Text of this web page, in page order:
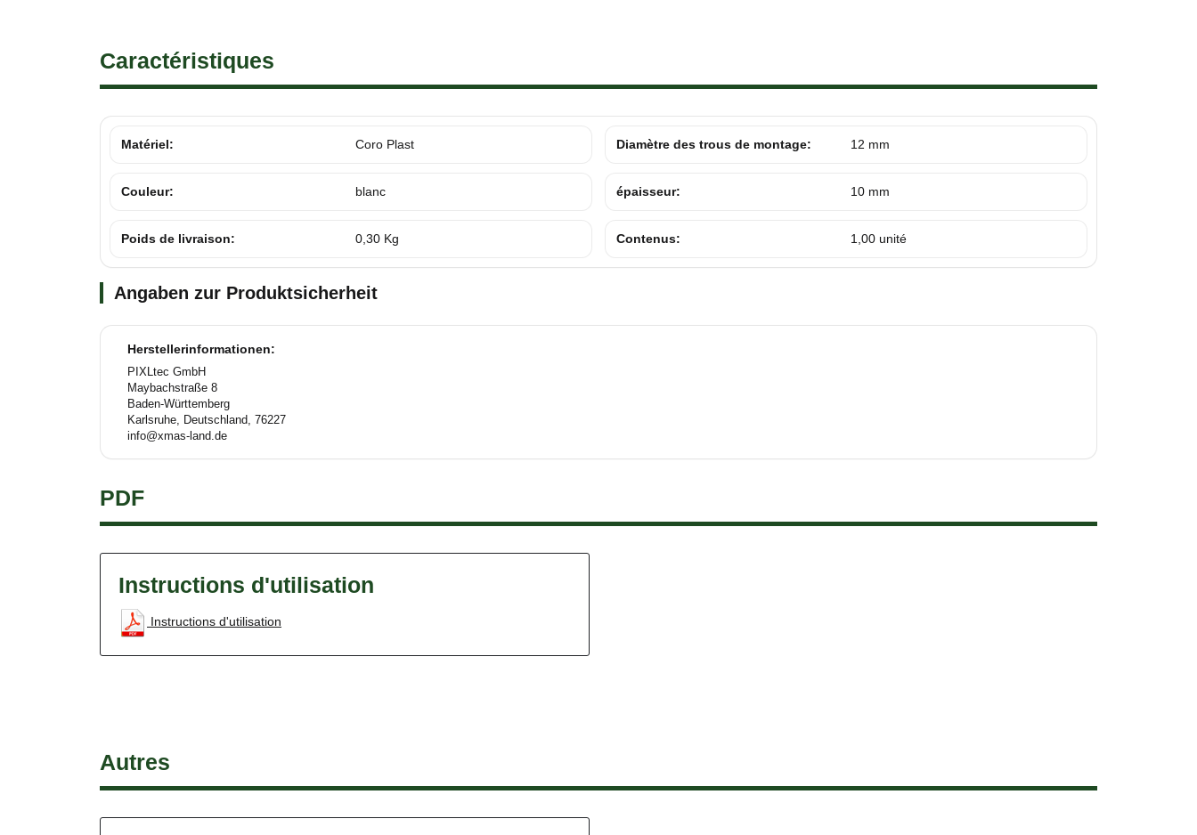
Caractéristiques
Matériel: Coro Plast Diamètre des trous de montage: 12 mm
Couleur: blanc épaisseur: 10 mm
Poids de livraison: 0,30 Kg Contenus: 1,00 unité
Angaben zur Produktsicherheit
Herstellerinformationen:
PIXLtec GmbH
Maybachstraße 8
Baden-Württemberg
Karlsruhe, Deutschland, 76227
info@xmas-land.de
PDF
Instructions d'utilisation
Instructions d'utilisation
Autres